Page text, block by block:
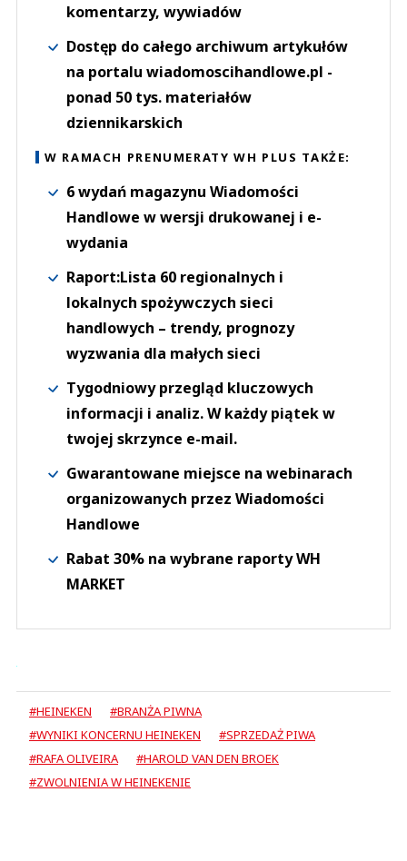
komentarzy, wywiadów
Dostęp do całego archiwum artykułów
na portalu wiadomoscihandlowe.pl -
ponad 50 tys. materiałów
dziennikarskich
W RAMACH PRENUMERATY WH PLUS TAKŻE:
6 wydań magazynu Wiadomości
Handlowe w wersji drukowanej i e-
wydania
Raport:Lista 60 regionalnych i
lokalnych spożywczych sieci
handlowych – trendy, prognozy
wyzwania dla małych sieci
Tygodniowy przegląd kluczowych
informacji i analiz. W każdy piątek w
twojej skrzynce e-mail.
Gwarantowane miejsce na webinarach
organizowanych przez Wiadomości
Handlowe
Rabat 30% na wybrane raporty WH
MARKET
#HEINEKEN
#BRANŻA PIWNA
#WYNIKI KONCERNU HEINEKEN
#SPRZEDAŻ PIWA
#RAFA OLIVEIRA
#HAROLD VAN DEN BROEK
#ZWOLNIENIA W HEINEKENIE